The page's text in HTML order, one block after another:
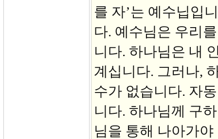
를 자’는 예수닙입
다. 예수님은 우리
니다. 하나님은 내
계십니다. 그러나,
수가 없습니다. 자
니다. 하나님께 구
님을 통해 나아가